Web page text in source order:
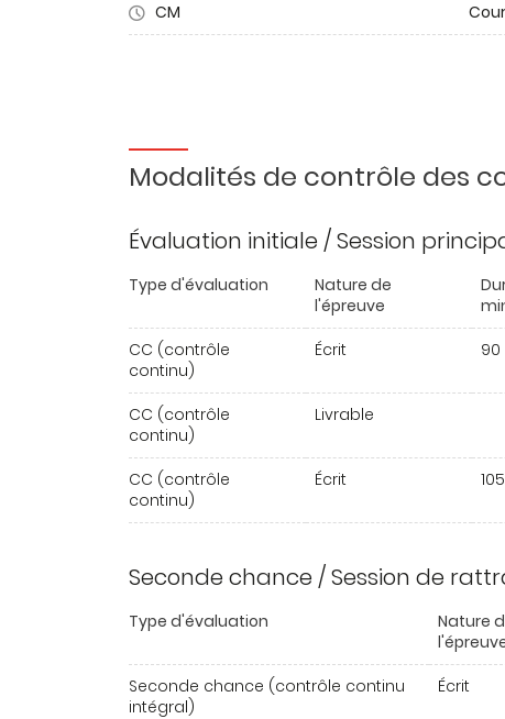
CM
Modalités de contrôle des
Évaluation initiale / Session
Type d'évaluation
Nature de
l'épreuve
CC (contrôle
continu)
Écrit 90
CC (contrôle
continu)
Livrable
CC (contrôle
continu)
Écrit 105
Seconde chance / Session de
Type d'évaluation
Nature
Seconde chance (contrôle continu
intégral)
Écrit